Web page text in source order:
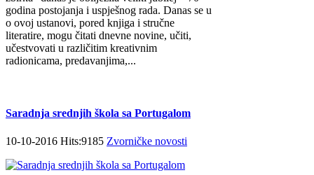
godina postojanja i uspješnog rada. Danas se u
o ovoj ustanovi, pored knjiga i stručne
literatire, mogu čitati dnevne novine, učiti,
učestvovati u različitim kreativnim
radionicama, predavanjima,...
Saradnja srednjih škola sa Portugalom
10-10-2016 Hits:9185 Zvorničke novosti